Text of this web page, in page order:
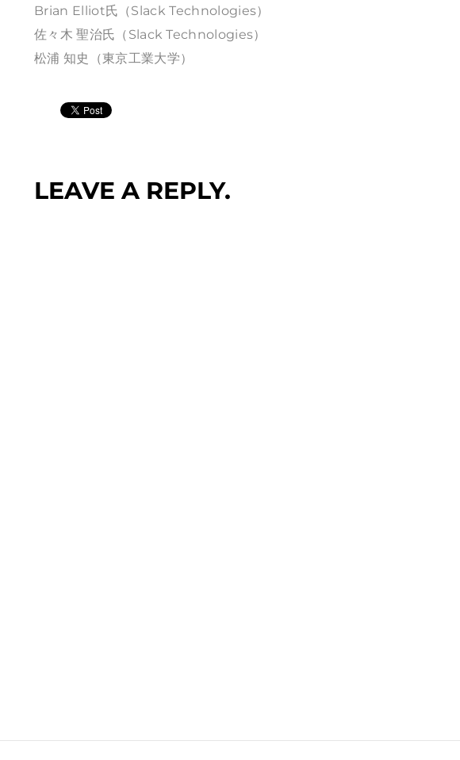
Brian Elliot氏（Slack Technologies）
佐々木 聖治氏（Slack Technologies）
松浦 知史（東京工業大学）
LEAVE A REPLY.